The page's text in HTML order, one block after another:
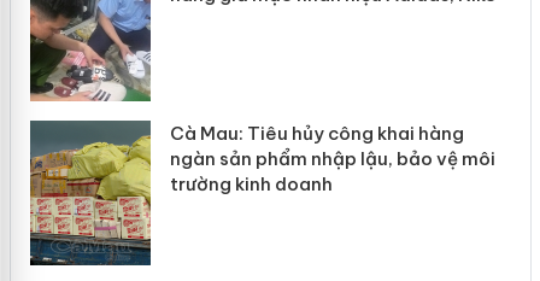
Cà Mau: Tiêu hủy công khai hàng
ngàn sản phẩm nhập lậu, bảo vệ môi
trường kinh doanh